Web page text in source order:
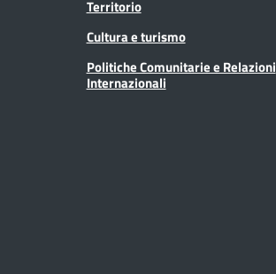
Territorio
Cultura e turismo
Politiche Comunitarie e Relazioni
Internazionali